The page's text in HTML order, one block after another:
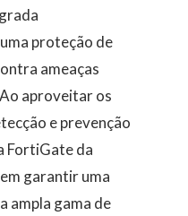
proteção de
ameaças
aproveitar os
e prevenção
FortiGate da
garantir uma
ampla gama de